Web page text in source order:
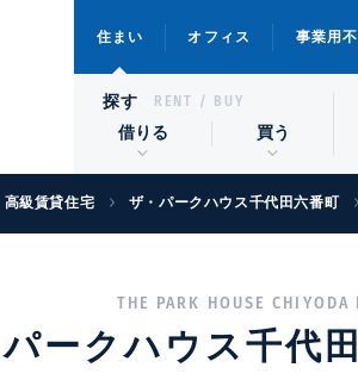
住まい オフィス 事業用
探す RENT / BUY
借りる 買う
高級賃貸住宅 ザ・パークハウス千代田六番町
THE PARK HOUSE CHIYODA
ークハウス千代